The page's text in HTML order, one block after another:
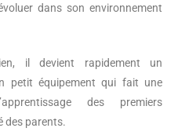
dans son environnement
il devient rapidement un
petit équipement qui fait une
des premiers
des parents.